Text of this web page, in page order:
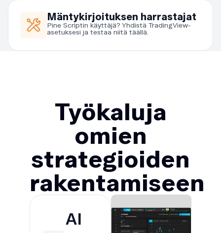
Mäntykirjoituksen harrastajat
Pine Scriptin käyttäjä? Yhdistä TradingView-
asetuksesi ja testaa niitä täällä.
Työkaluja
omien
strategioiden
rakentamiseen
AI